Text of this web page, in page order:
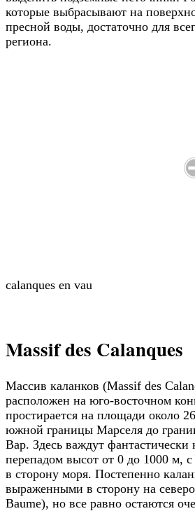
которые выбрасывают на
пресной воды, достаточно для
региона.
calanques en vau
Massif des Calanques
Массив каланков (Massif des
расположен на юго-восточном
простирается на площади около
южной границы Марселя до
Вар. Здесь важдут
перепадом высот от 0 до 1000 м,
в сторону моря. Постепенно
выраженными в сторону на
Baume), но все равно остаются